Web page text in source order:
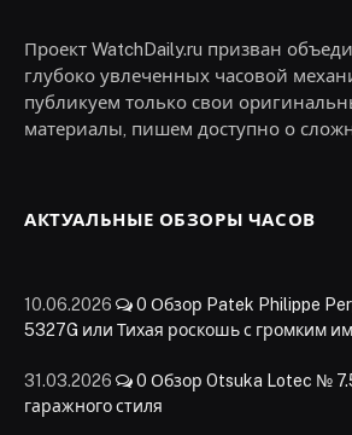
Проект WatchDaily.ru призван
глубоко увлеченных часовой
публикуем только свои
материалы, пишем доступно о
АКТУАЛЬНЫЕ ОБЗОРЫ ЧАСОВ
10.06.2026 0 Обзор Patek Philippe
5327G или Тихая роскошь с громким
31.03.2026 0 Обзор Otsuka Lotec №
гаражного стиля